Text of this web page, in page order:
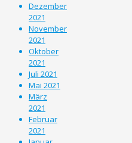
Dezember
2021
November
2021
Oktober
2021
Juli 2021
Mai 2021
März
2021
Februar
2021